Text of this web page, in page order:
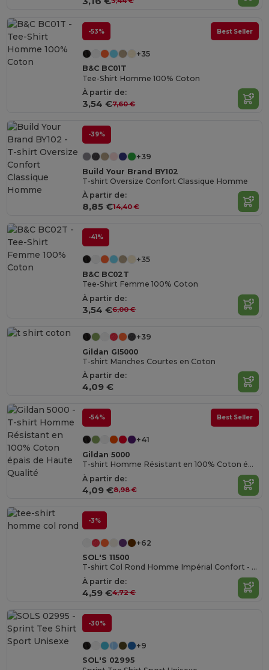
-53% Best Seller
+35
B&C BC01T
Tee-Shirt Homme 100% Coton
À partir de:
3,54 €7,60 €
-39%
+39
Build Your Brand BY102
T-shirt Oversize Confort Classique Homme
À partir de:
8,85 €14,40 €
-41%
+35
B&C BC02T
Tee-Shirt Femme 100% Coton
À partir de:
3,54 €6,00 €
+39
Gildan GI5000
T-shirt Manches Courtes en Coton
À partir de:
4,09 €
-54% Best Seller
+41
Gildan 5000
T-shirt Homme Résistant en 100% Coton épais de Haute Qualité
À partir de:
4,09 €8,98 €
-3%
+62
SOL'S 11500
T-shirt Col Rond Homme Impérial Confort - qualité supérieure - coton semi-peigné
À partir de:
4,59 €4,72 €
-30%
+9
SOL'S 02995